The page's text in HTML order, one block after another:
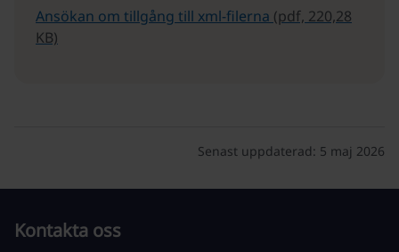
Ansökan om tillgång till xml-filerna (pdf, 220,28
KB)
Senast uppdaterad: 5 maj 2026
Kontakta oss